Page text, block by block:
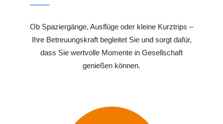
Ob Spaziergänge, Ausflüge oder kleine Kurztrips –
Ihre Betreuungskraft begleitet Sie und sorgt dafür,
dass Sie wertvolle Momente in Gesellschaft
genießen können.